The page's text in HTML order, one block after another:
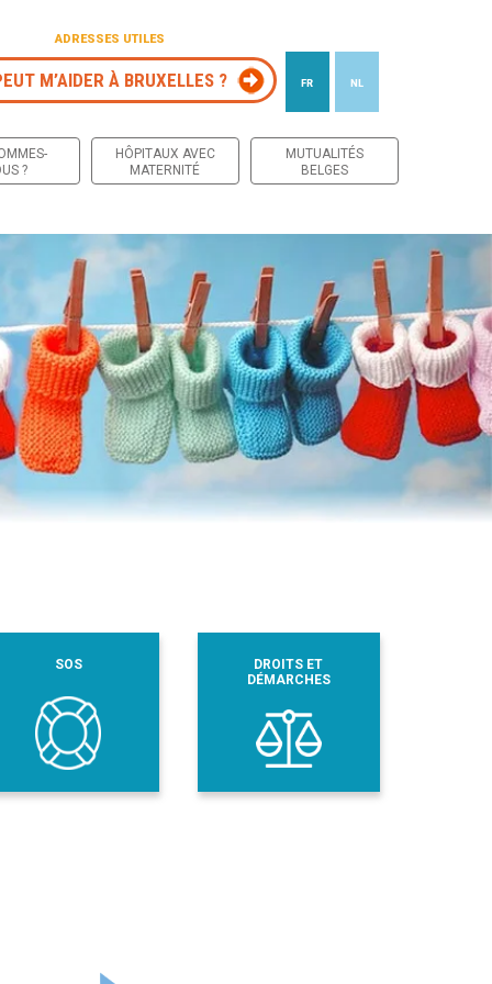
ADRESSES UTILES
M’AIDER À BRUXELLES ? FR NL
?
HÔPITAUX AVEC
MATERNITÉ
MUTUALITÉS
BELGES
SOS
DROITS ET
DÉMARCHES